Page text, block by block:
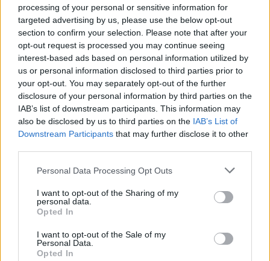
processing of your personal or sensitive information for
targeted advertising by us, please use the below opt-out
section to confirm your selection. Please note that after your
opt-out request is processed you may continue seeing
interest-based ads based on personal information utilized by
us or personal information disclosed to third parties prior to
your opt-out. You may separately opt-out of the further
disclosure of your personal information by third parties on the
IAB’s list of downstream participants. This information may
also be disclosed by us to third parties on the IAB’s List of
Downstream Participants that may further disclose it to other
Personal Data Processing Opt Outs
I want to opt-out of the Sharing of my
personal data.
Opted In
I want to opt-out of the Sale of my
Personal Data.
Opted In
«Το μήνυμά μας είναι σαφές: η Ελλάδα δεν είναι
ένας ανοιχτός διάδρομος προς την Ευρώπη.
Είμαστε έτοιμοι να συνεργαστούμε στενά με τις
λιβυκές αρχές έτσι ώστε να σταματήσουμε τις
αναχωρήσεις στο σημείο εκκίνησης. Αλλά
χρειαζόμαστε, επίσης, μιαενιαία ευρωπαϊκή
απάντηση.Η Ελλάδα παραμένει προσηλωμένη σε
μια δίκαιη και αποτελεσματική μεταναστευτική
πολιτική, συμπεριλαμβανομένων των νόμιμων
οδών μετανάστευσης, αλλά η τρέχουσα
κατάσταση απαιτεί άμεση δράση. Και αυτό δεν
είναι μόνο ευθύνη της Ελλάδας, είναι και ευθύνη
Facebook